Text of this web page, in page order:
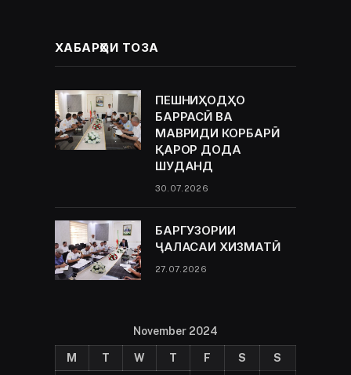
ХАБАРҲОИ ТОЗА
ПЕШНИҲОДҲО
БАРРАСӢ ВА
МАВРИДИ КОРБАРӢ
ҚАРОР ДОДА
ШУДАНД
30.07.2026
БАРГУЗОРИИ
ҶАЛАСАИ ХИЗМАТӢ
27.07.2026
November 2024
M T W T F S S